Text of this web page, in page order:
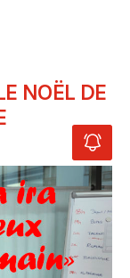
NOËL DE